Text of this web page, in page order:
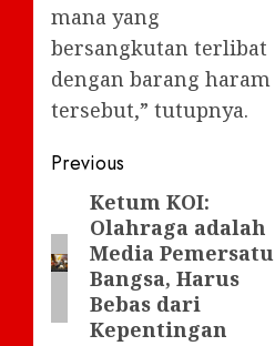
mana yang
bersangkutan terlibat
dengan barang haram
tersebut,” tutupnya.
Post
navigation
Previous
Previous
post:
Ketum KOI:
Olahraga adalah
Media Pemersatu
Bangsa, Harus
Bebas dari
Kepentingan